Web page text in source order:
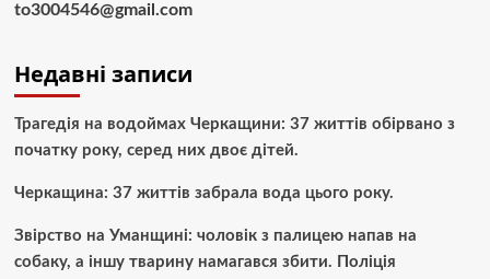
to3004546@gmail.com
Недавні записи
Трагедія на водоймах Черкащини: 37 життів обірвано з
початку року, серед них двоє дітей.
Черкащина: 37 життів забрала вода цього року.
Звірство на Уманщині: чоловік з палицею напав на
собаку, а іншу тварину намагався збити. Поліція